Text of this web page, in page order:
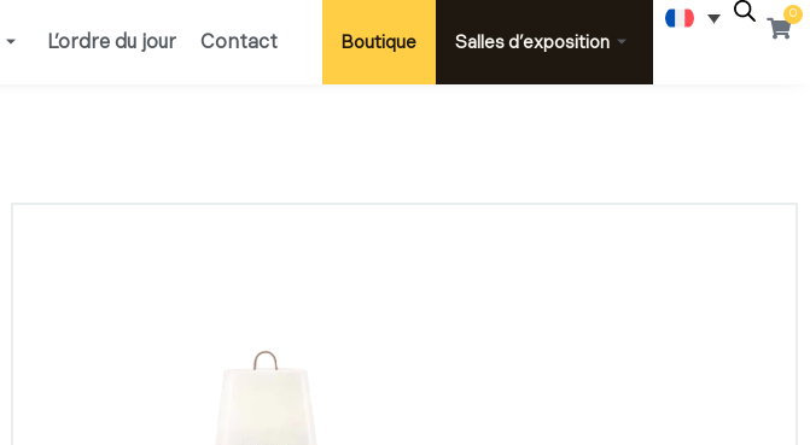
L’ordre du jour Contact Boutique Salles d’exposition
0